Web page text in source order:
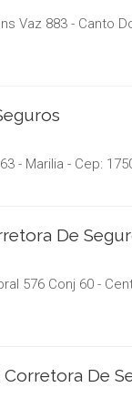
Vaz 883 - Canto
- Marilia - Cep:
De
576 Conj 60 -
Corretora De